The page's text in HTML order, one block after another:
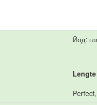
Йод:
Lengte